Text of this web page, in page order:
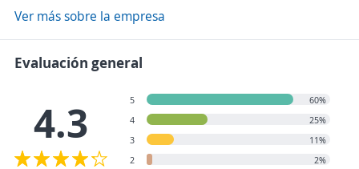
Ver más sobre la empresa
Evaluación general
4.3 5
60%
4
25%
3
11%
2
2%